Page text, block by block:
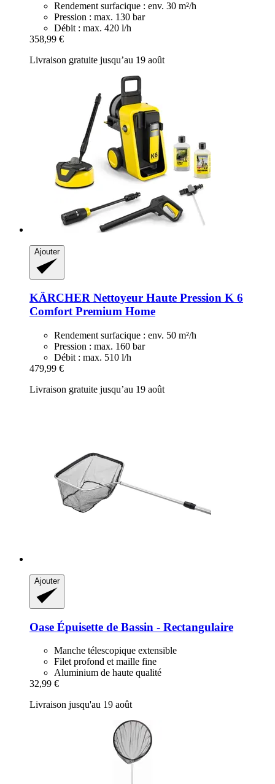
Rendement surfacique : env. 30 m²/h
Pression : max. 130 bar
Débit : max. 420 l/h
358,99 €
Livraison gratuite jusqu’au 19 août
Ajouter
KÄRCHER Nettoyeur Haute Pression K 6
Comfort Premium Home
Rendement surfacique : env. 50 m²/h
Pression : max. 160 bar
Débit : max. 510 l/h
479,99 €
Livraison gratuite jusqu’au 19 août
Ajouter
Oase Épuisette de Bassin -​ Rectangulaire
Manche télescopique extensible
Filet profond et maille fine
Aluminium de haute qualité
32,99 €
Livraison jusqu'au 19 août